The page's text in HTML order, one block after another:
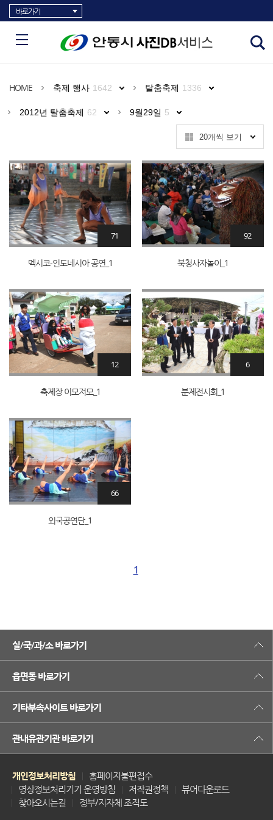
바로가기
HOME 축제 행사 1642 탈춤축제 1336
2012년 탈춤축제 62 9월29일 5
20개씩 보기
멕시코-인도네시아 공연_1
71
북청사자놀이_1
92
축제장 이모저모_1
12
분제전시회_1
6
외국공연단_1
66
1
실/국/과/소 바로가기
읍면동 바로가기
기타부속사이트 바로가기
관내유관기관 바로가기
개인정보처리방침
홈페이지불편접수
영상정보처리기기 운영방침
저작권정책
뷰어다운로드
찾아오시는길
정부/지자체 조직도